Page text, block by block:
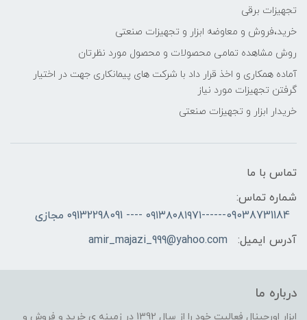
تجهیزات برقی
خرید،فروش و معاوضه ابزار و تجهیزات صنعتی
روش مشاهده تمامی محصولات و محصول مورد نظرتان
آماده همکاری و اخذ قرار داد با شرکت های پیمانکاری جهت در اختیار
گرفتن تجهیزات مورد نیاز
خریدار ابزار و تجهیزات صنعتی
تماس با ما
شماره تماس:
09038731184------۰۹۱۳۸۰۸۱۹۷۱ ---- ۰۹132298091 مجازی
آدرس ایمیل:
amir_majazi_999@yahoo.com
درباره ما
ابزار اورجینال فعالیت خود را از سال 1392 در زمینه ی خرید و فروش و